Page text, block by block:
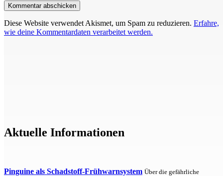
Diese Website verwendet Akismet, um Spam zu reduzieren. Erfahre,
wie deine Kommentardaten verarbeitet werden.
Aktuelle Informationen
Pinguine als Schadstoff-Frühwarnsystem Über die gefährliche